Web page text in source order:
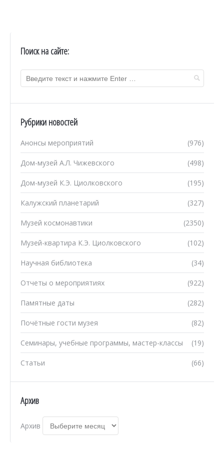
Поиск на сайте:
Рубрики новостей
(976)
Анонсы мероприятий
(498)
Дом-музей А.Л. Чижевского
(195)
Дом-музей К.Э. Циолковского
(327)
Калужский планетарий
(2350)
Музей космонавтики
(102)
Музей-квартира К.Э. Циолковского
(34)
Научная библиотека
(922)
Отчеты о мероприятиях
(282)
Памятные даты
(82)
Почётные гости музея
(19)
Семинары, учебные программы, мастер-классы
(66)
Статьи
Архив
Архив